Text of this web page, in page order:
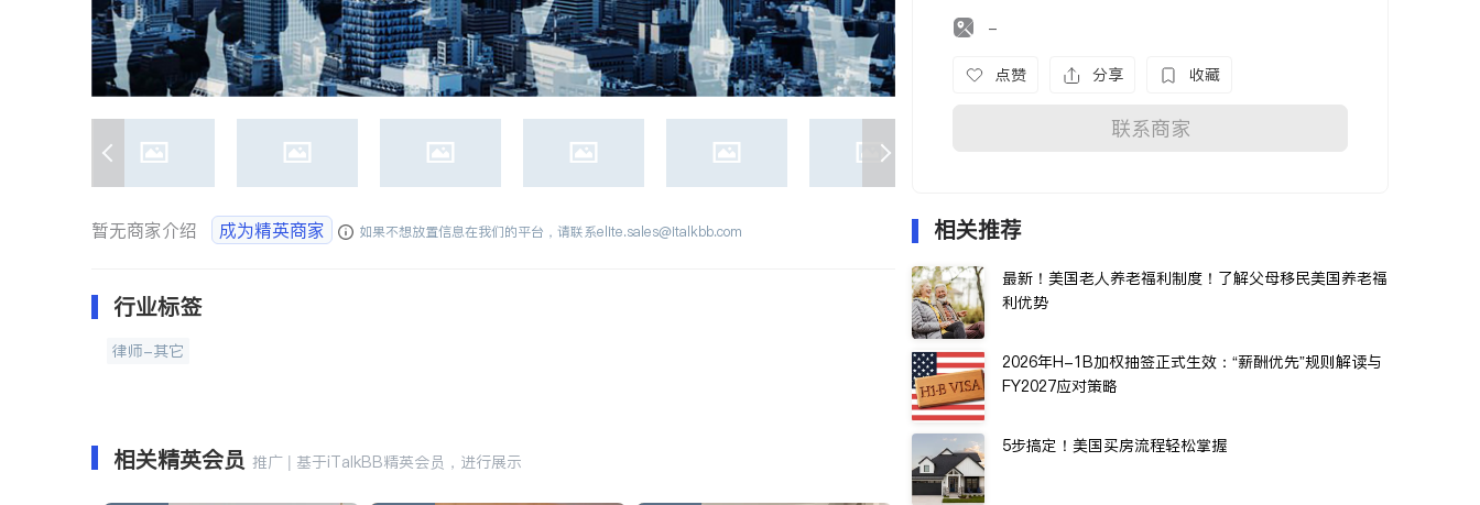
-
点赞 分享 收藏
联系商家
暂无商家介绍 成为精英商家 如果不想放置信息在我们的平台，请联系elite.sales@italkbb.com
行业标签
律师-其它
相关精英会员 推广 | 基于iTalkBB精英会员，进行展示
相关推荐
最新！美国老人养老福利制度！了解父母移民美国养老福
利优势
2026年H-1B加权抽签正式生效：“薪酬优先”规则解读与
FY2027应对策略
5步搞定！美国买房流程轻松掌握